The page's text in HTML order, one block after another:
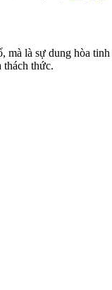
là sự dung hòa tinh
thách thức.